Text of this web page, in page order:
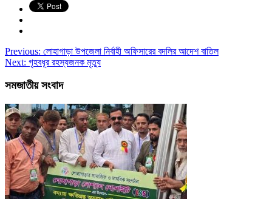
Previous: লোহাগাড়া উপজেলা নির্বাহী অফিসারের বদলির আদেশ বাতিল
Next: গৃহবধূর রহস্যজনক মৃত্যু
সমজাতীয় সংবাদ